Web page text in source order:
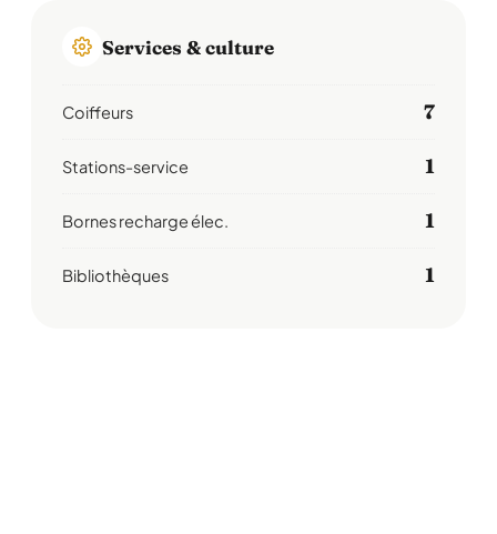
Services & culture
Coiffeurs 7
Stations-service 1
Bornes recharge élec. 1
Bibliothèques 1